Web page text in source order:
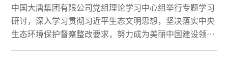
中国大唐集团有限公司党组理论学习中心组举行专题学习
研讨，深入学习贯彻习近平生态文明思想，坚决落实中央
生态环境保护督察整改要求，努力成为美丽中国建设领军